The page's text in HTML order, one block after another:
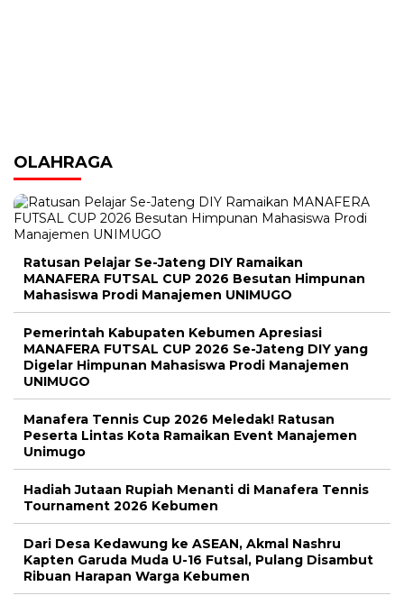
OLAHRAGA
Ratusan Pelajar Se-Jateng DIY Ramaikan
MANAFERA FUTSAL CUP 2026 Besutan Himpunan
Mahasiswa Prodi Manajemen UNIMUGO
Pemerintah Kabupaten Kebumen Apresiasi
MANAFERA FUTSAL CUP 2026 Se-Jateng DIY yang
Digelar Himpunan Mahasiswa Prodi Manajemen
UNIMUGO
Manafera Tennis Cup 2026 Meledak! Ratusan
Peserta Lintas Kota Ramaikan Event Manajemen
Unimugo
Hadiah Jutaan Rupiah Menanti di Manafera Tennis
Tournament 2026 Kebumen
Dari Desa Kedawung ke ASEAN, Akmal Nashru
Kapten Garuda Muda U-16 Futsal, Pulang Disambut
Ribuan Harapan Warga Kebumen